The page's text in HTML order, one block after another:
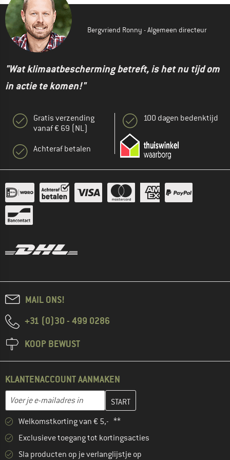
Bergvriend Ronny - Algemeen directeur
"Wat klimaatbescherming betreft, is het nu tijd om
in actie te komen!"
Gratis verzending
vanaf € 69 (NL)
Achteraf betalen
100 dagen bedenktijd
MAIL ONS!
+31 (0)30 - 499 0286
KOOP BEWUST
KLANTENACCOUNT AANMAKEN
E-mailadres
Vul je e-mailadres hier in en maak in de volgende stap je
Welkomstkorting van € 5,- **
Exclusieve toegang tot kortingsacties
Sla producten op je verlanglijstje op